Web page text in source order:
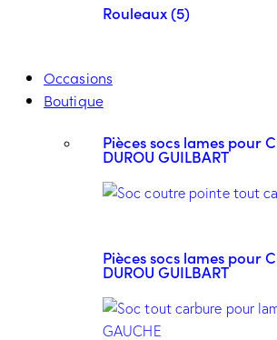
Rouleaux (5)
Occasions
Boutique
Pièces socs lames pour
DUROU GUILBART
Pièces socs lames pour
DUROU GUILBART